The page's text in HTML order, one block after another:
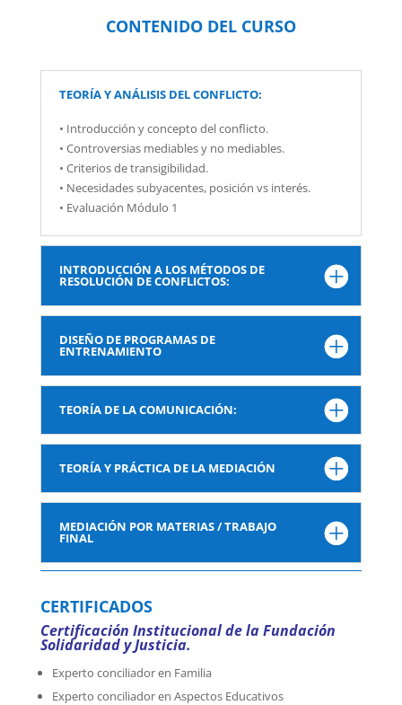
CONTENIDO DEL CURSO
TEORÍA Y ANÁLISIS DEL CONFLICTO:
• Introducción y concepto del conflicto.
• Controversias mediables y no mediables.
• Criterios de transigibilidad.
• Necesidades subyacentes, posición vs interés.
• Evaluación Módulo 1
INTRODUCCIÓN A LOS MÉTODOS DE
RESOLUCIÓN DE CONFLICTOS:
DISEÑO DE PROGRAMAS DE
ENTRENAMIENTO
TEORÍA DE LA COMUNICACIÓN:
TEORÍA Y PRÁCTICA DE LA MEDIACIÓN
MEDIACIÓN POR MATERIAS / TRABAJO
FINAL
CERTIFICADOS
Certificación Institucional de la Fundación
Solidaridad y Justicia.
Experto conciliador en Familia
Experto conciliador en Aspectos Educativos